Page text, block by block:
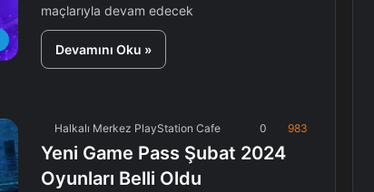
maçlarıyla devam edecek
Devamını Oku »
Halkalı Merkez PlayStation Cafe 0 983
Yeni Game Pass Şubat 2024
Oyunları Belli Oldu